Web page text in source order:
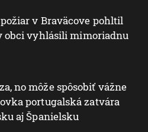
v Braväcove pohltil
obci vyhlásili mimoriadnu
no môže spôsobiť vážne
portugalská zatvára
aj Španielsku